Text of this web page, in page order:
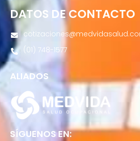
DATOS DE CONTACTO
(01) 748-1577
ALIADOS
SÍGUENOS EN: